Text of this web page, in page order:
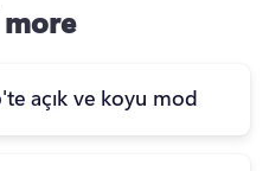
more
açık ve koyu mod